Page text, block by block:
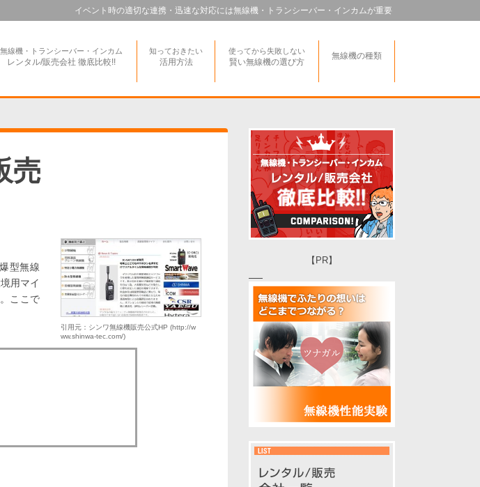
無線機・トランシーバー・インカム
レンタル/販売会社 徹底比較!!
知っておきたい
活用方法
使ってから失敗しない
賢い無線機の選び方
無線機の種類
イベント時の適切な連携・迅速な対応には無線機・トランシーバー・インカムが重要
売
引用元：シンワ無線機販売公式HP (http://w
ww.shinwa-tec.com/)
型無線
用マイ
ここで
【PR】